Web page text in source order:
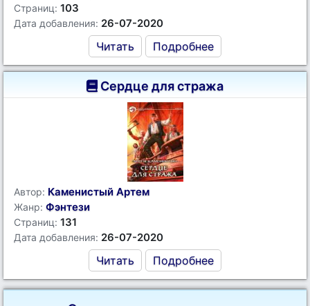
Страниц: 103
Дата добавления: 26-07-2020
Читать Подробнее
Сердце для стража
Автор: Каменистый Артем
Жанр: Фэнтези
Страниц: 131
Дата добавления: 26-07-2020
Читать Подробнее